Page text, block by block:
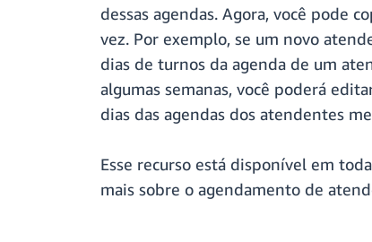
dessas agendas. Agora, você pode
vez. Por exemplo, se um novo
dias de turnos da agenda de um
algumas semanas, você poderá
dias das agendas dos atendentes
Esse recurso está disponível em
mais sobre o agendamento de